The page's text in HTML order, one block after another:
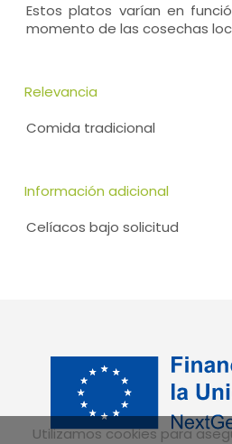
Estos platos varían en
momento de las cosechas
Relevancia
Comida tradicional
Información adicional
Celíacos bajo solicitud
Utilizamos cookies para